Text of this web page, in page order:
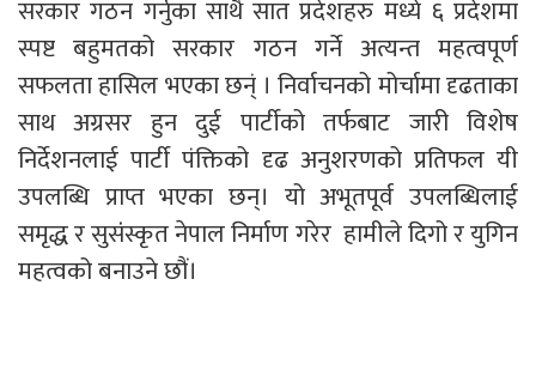
सरकार गठन गर्नुका साथै सात प्रदेशहरु मध्ये ६ प्रदेशमा
स्पष्ट बहुमतको सरकार गठन गर्ने अत्यन्त महत्वपूर्ण
सफलता हासिल भएका छन्ं । निर्वाचनको मोर्चामा दृढताका
साथ अग्रसर हुन दुई पार्टीको तर्फबाट जारी विशेष
निर्देशनलाई पार्टी पंक्तिको दृढ अनुशरणको प्रतिफल यी
उपलब्धि प्राप्त भएका छन्। यो अभूतपूर्व उपलब्धिलाई
समृद्ध र सुसंंस्कृत नेपाल निर्माण गरेर हामीले दिगो र युगिन
महत्वको बनाउने छौं।